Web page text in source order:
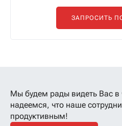
ЗАПРОСИТЬ
Мы будем рады видеть Вас в
надеемся, что наше
продуктивным!